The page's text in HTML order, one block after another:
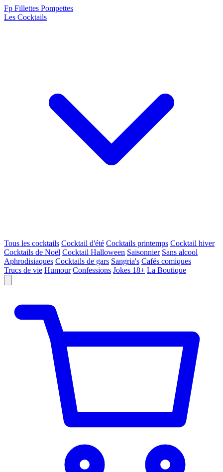
Fp Fillettes Pompettes
Les Cocktails
Tous les cocktails Cocktail d'été Cocktails printemps Cocktail hiver
Cocktails de Noël Cocktail Halloween Saisonnier Sans alcool
Aphrodisiaques Cocktails de gars Sangria's Cafés comiques
Trucs de vie Humour Confessions Jokes 18+ La Boutique